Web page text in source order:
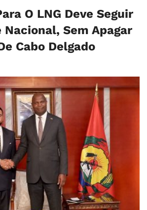
O LNG Deve Seguir
Nacional, Sem Apagar
Cabo Delgado